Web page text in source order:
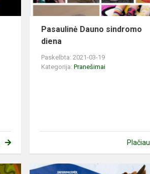
Pasaulinė Dauno sindromo
diena
Paskelbta: 2021-03-19
Kategorija:Pranešimai
Plačiau